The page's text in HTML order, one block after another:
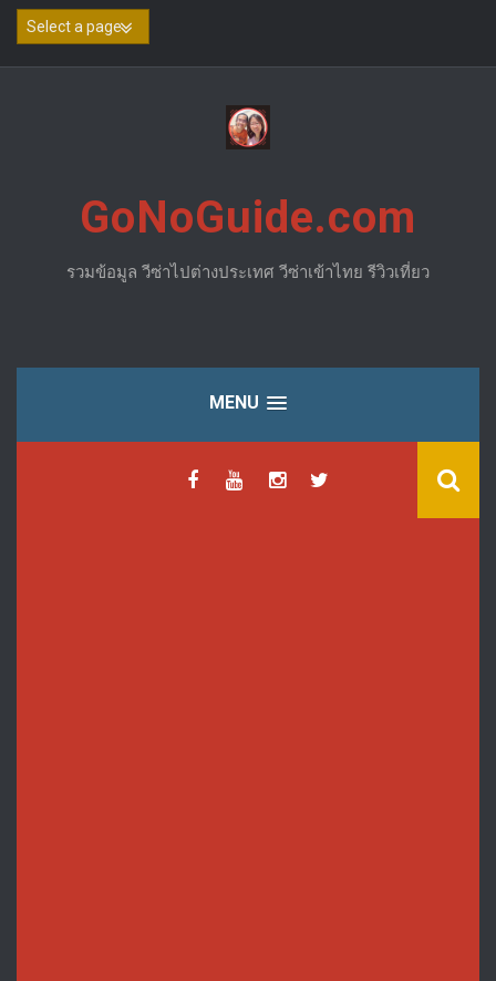
Skip
GoNoGuide.com
รวมข้อมูล วีซ่าไปต่างประเทศ วีซ่าเข้าไทย รีวิวเที่ยว
MENU